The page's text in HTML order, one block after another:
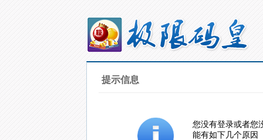
提示信息
您没有登录或者您
能有如下几个原因